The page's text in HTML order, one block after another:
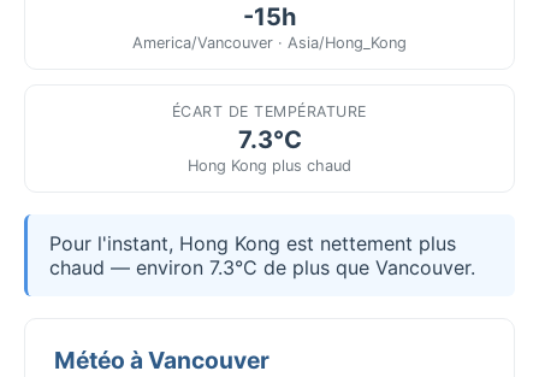
-15h
America/Vancouver · Asia/Hong_Kong
ÉCART DE TEMPÉRATURE
7.3°C
Hong Kong plus chaud
Pour l'instant, Hong Kong est nettement plus
chaud — environ 7.3°C de plus que Vancouver.
Météo à Vancouver